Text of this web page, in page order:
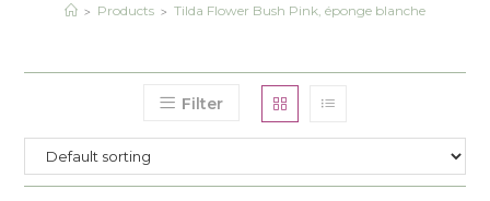
> Products > Tilda Flower Bush Pink, éponge blanche
Filter